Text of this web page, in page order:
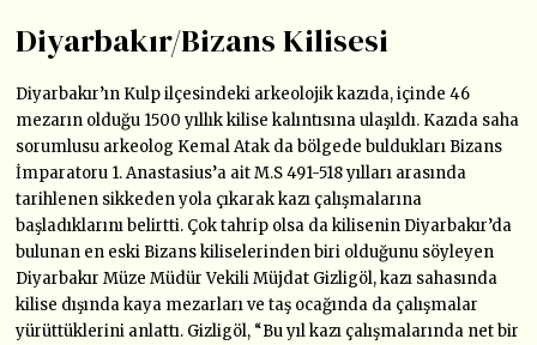
Diyarbakır/Bizans Kilisesi
Diyarbakır’ın Kulp ilçesindeki arkeolojik kazıda, içinde 46
mezarın olduğu 1500 yıllık kilise kalıntısına ulaşıldı. Kazıda saha
sorumlusu arkeolog Kemal Atak da bölgede buldukları Bizans
İmparatoru 1. Anastasius’a ait M.S 491-518 yılları arasında
tarihlenen sikkeden yola çıkarak kazı çalışmalarına
başladıklarını belirtti. Çok tahrip olsa da kilisenin Diyarbakır’da
bulunan en eski Bizans kiliselerinden biri olduğunu söyleyen
Diyarbakır Müze Müdür Vekili Müjdat Gizligöl, kazı sahasında
kilise dışında kaya mezarları ve taş ocağında da çalışmalar
yürüttüklerini anlattı. Gizligöl, “Bu yıl kazı çalışmalarında net bir